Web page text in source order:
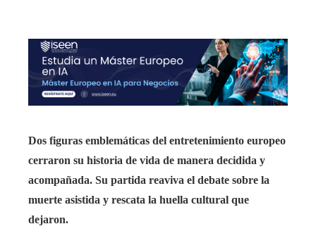
Dos figuras emblemáticas del entretenimiento europeo
cerraron su historia de vida de manera decidida y
acompañada. Su partida reaviva el debate sobre la
muerte asistida y rescata la huella cultural que
dejaron.